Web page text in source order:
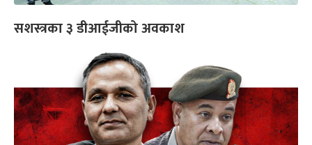
सशस्त्रका ३ डीआईजीको अवकाश